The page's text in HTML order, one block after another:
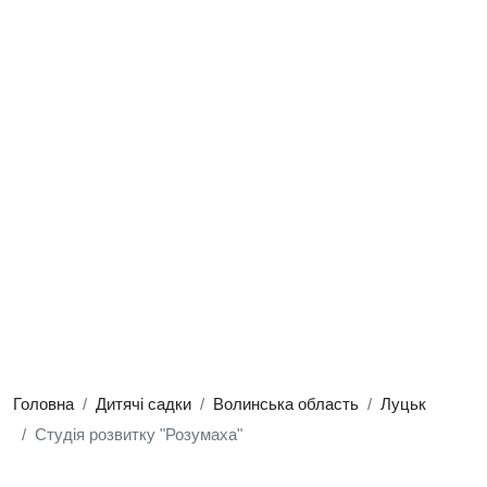
Головна Дитячі садки Волинська область
Луцьк
Студія розвитку "Розумаха"